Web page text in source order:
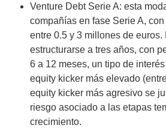
Venture Debt Serie A: esta
compañías en fase Serie A,
entre 0.5 y 3 millones de
estructurarse a tres años, con
6 a 12 meses, un tipo de
equity kicker más elevado
equity kicker más agresivo se
riesgo asociado a las etapas
crecimiento.